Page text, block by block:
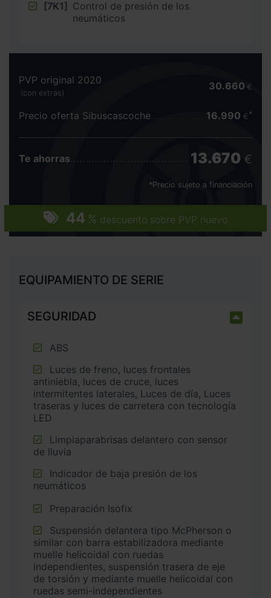
[7K1] Control de presión de los
neumáticos
44 % descuento sobre PVP nuevo
PVP original 2020
(con extras)
30.660 €
Precio oferta Sibuscascoche 16.990 €
Te ahorras 13.670 €
*Precio sujeto a financiación
EQUIPAMIENTO DE SERIE
SEGURIDAD
ABS
antiniebla, luces de cruce, luces
intermitentes laterales, Luces de día, Luces
traseras y luces de carretera con tecnología
LED
de lluvia
neumáticos
Preparación Isofix
similar con barra estabilizadora mediante
muelle helicoidal con ruedas
independientes, suspensión trasera de eje
de torsión y mediante muelle helicoidal con
ruedas semi-independientes